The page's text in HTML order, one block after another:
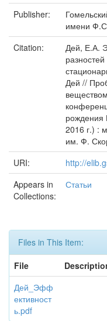
Publisher:
имени
Citation:
Дей, Е.А.
Дей //
рождения
2016 г.) :
им. Ф.
URI:
http://
Appears in
Collections:
Статьи
Files in This Item:
File
Дей_Эфф
ективност
ь.pdf